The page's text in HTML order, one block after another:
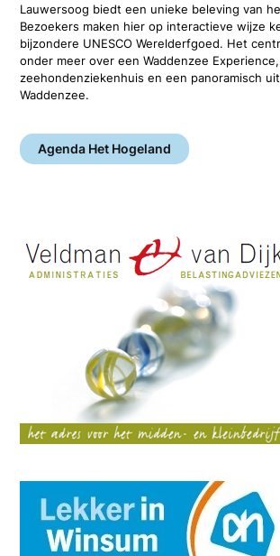
Lauwersoog biedt een unieke beleving van
Bezoekers maken hier op interactieve wijze
bijzondere UNESCO Werelderfgoed. Het
onder meer over een Waddenzee
zeehondenziekenhuis en een panoramisch
Waddenzee.
Agenda Het Hogeland